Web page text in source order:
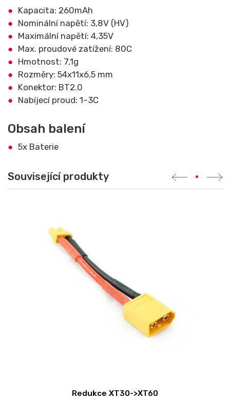
Kapacita: 260mAh
Nominální napětí: 3,8V (HV)
Maximální napětí: 4,35V
Max. proudové zatížení: 80C
Hmotnost: 7,1g
Rozměry: 54x11x6,5 mm
Konektor: BT2.0
Nabíjecí proud: 1–3C
Obsah balení
5x Baterie
Související produkty •
Redukce XT30->XT60